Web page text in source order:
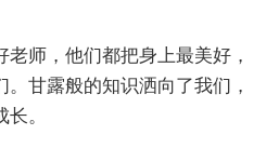
师，他们都把身上最美好，
甘露般的知识洒向了我们，
。